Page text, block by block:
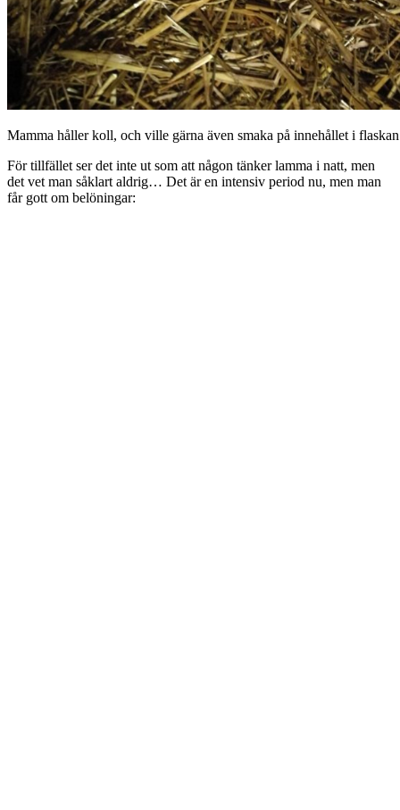
Mamma håller koll, och ville gärna även smaka på innehållet i
För tillfället ser det inte ut som att någon tänker lamma i natt, men
det vet man såklart aldrig… Det är en intensiv period nu, men man
får gott om belöningar: